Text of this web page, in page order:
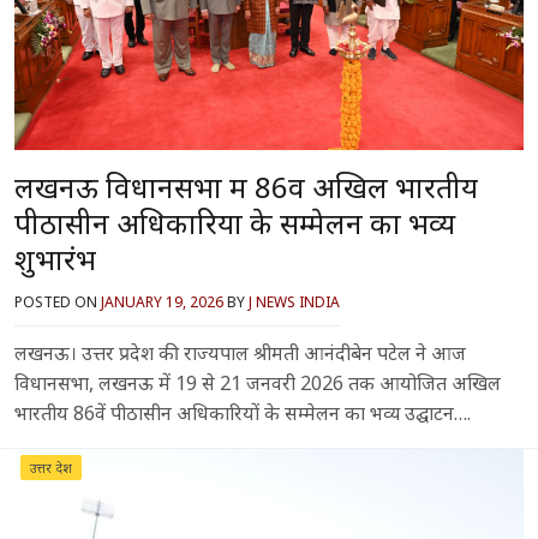
लखनऊ विधानसभा में 86वें अखिल भारतीय
पीठासीन अधिकारियों के सम्मेलन का भव्य
शुभारंभ
POSTED ON JANUARY 19, 2026BYJ NEWS INDIA
लखनऊ। उत्तर प्रदेश की राज्यपाल श्रीमती आनंदीबेन पटेल ने आज
विधानसभा, लखनऊ में 19 से 21 जनवरी 2026 तक आयोजित अखिल
भारतीय 86वें पीठासीन अधिकारियों के सम्मेलन का भव्य उद्घाटन….
उत्तर प्रदेश